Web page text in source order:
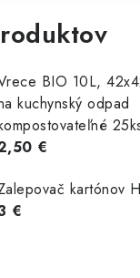
BIO 10L,
kuchynský odpad
€
kartónov
€